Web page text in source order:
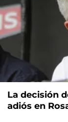
La decisión
adiós en